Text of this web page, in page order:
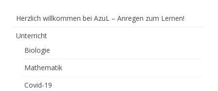
Herzlich willkommen bei AzuL – Anregen zum Lernen!
Unterricht
Biologie
Mathematik
Covid-19